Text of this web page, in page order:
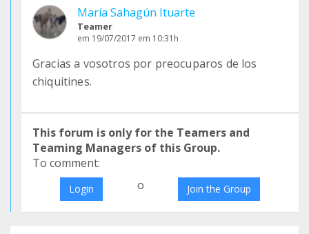
María Sahagún Ituarte
Teamer
em 19/07/2017 em 10:31h
Gracias a vosotros por preocuparos de los
chiquitines.
This forum is only for the Teamers and
Teaming Managers of this Group.
To comment:
Login o Join the Group